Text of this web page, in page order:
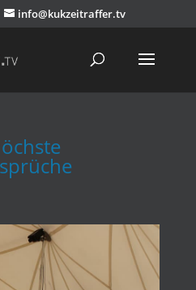
info@kukzeitraffer.tv